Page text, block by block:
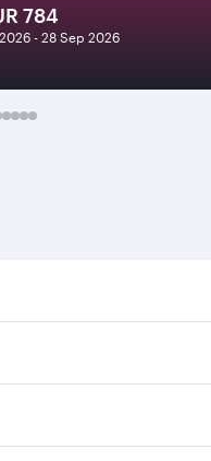
784
- 28 Sep 2026
página de inicio
de 150 destinos a